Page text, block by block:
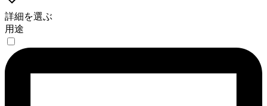
詳細を選ぶ
用途